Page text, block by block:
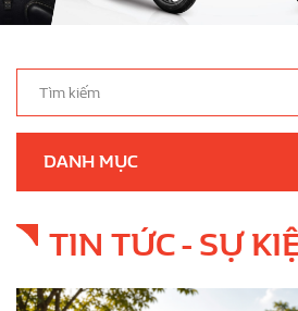
DANH MỤC
TIN TỨC - SỰ